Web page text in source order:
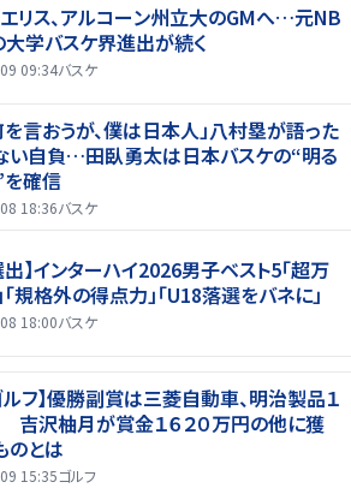
エリス、アルコーン州立大のGMへ…元NB
学バスケ界進出が続く
09:34バスケ
を言おうが、僕は日本人」八村塁が語った
い自負…田臥勇太は日本バスケの“明る
確信
18:36バスケ
出】インターハイ2026男子ベスト5「超万
規格外の得点力」「U18落選をバネに」
18:00バスケ
ルフ】優勝副賞は三菱自動車、明治製品１
吉沢柚月が賞金１６２０万円の他に獲
のとは
15:35ゴルフ